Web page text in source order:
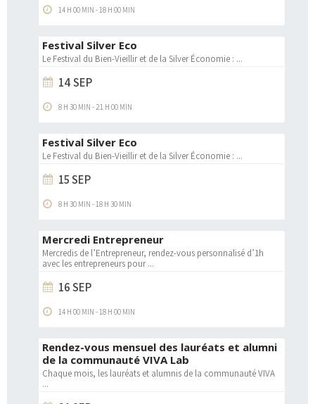
14 H 00 MIN -18 H 00 MIN
Festival Silver Eco
Le Festival du Bien-Vieillir et de la Silver Économie : ...
14 SEP
8 H 30 MIN -21 H 00 MIN
Festival Silver Eco
Le Festival du Bien-Vieillir et de la Silver Économie : ...
15 SEP
8 H 30 MIN -18 H 30 MIN
Mercredi Entrepreneur
Mercredis de l’Entrepreneur, rendez-vous personnalisé d’1h
avec les entrepreneurs pour...
16 SEP
14 H 00 MIN -18 H 00 MIN
Rendez-vous mensuel des lauréats et alumni
de la communauté VIVA Lab
Chaque mois, les lauréats et alumnis de la communauté VIVA
...